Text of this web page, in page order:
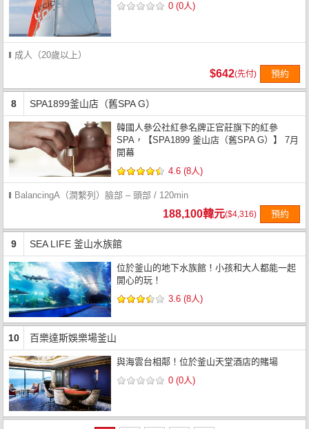
0 (0人)
成人（20歲以上）
預約
$642(先付)
8 SPA1899釜山店（舊SPA G）
韓國人參公社紅參名牌正官莊旗下的紅參
SPA，【SPA1899 釜山店（舊SPA G）】 7月
開幕
4.6 (8人)
BalancingA（潤繫列）臉部 – 頭部 / 120min
預約
188,100韓元($4,316)
9 SEA LIFE 釜山水族館
位於釜山的地下水族館！小孩和大人都能一起
開心的玩！
3.6 (8人)
10 百樂達斯娛樂場釜山
與海雲台相鄰！位於釜山天堂酒店的賭場
0 (0人)